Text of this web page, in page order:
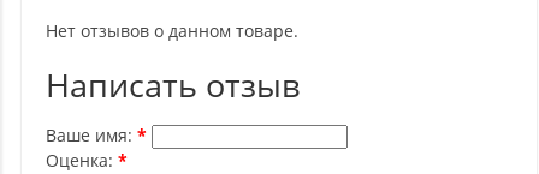
Нет отзывов о данном товаре.
Написать отзыв
Ваше имя:
Оценка: